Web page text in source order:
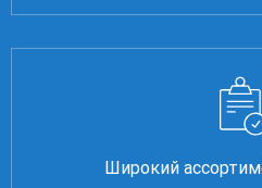
Широкий